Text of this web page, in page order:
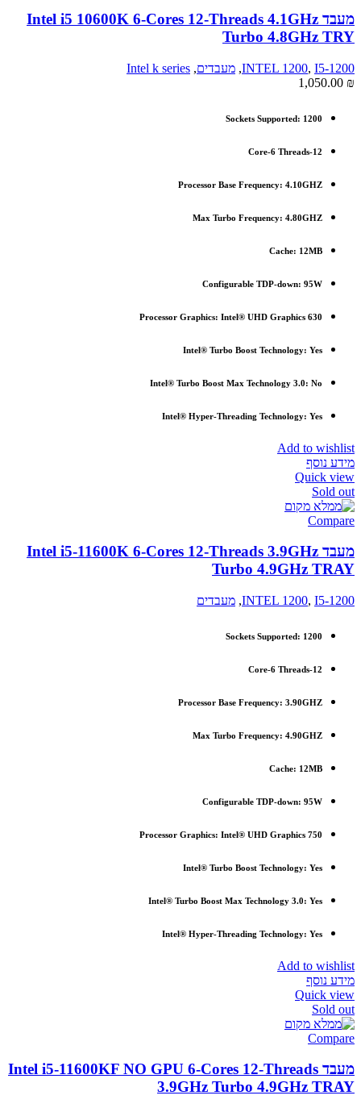
מעבד Intel i5 10600K 6-Cores 12-Threads 4.1GHz
Turbo 4.8GHz TRY
INTEL 1200, I5-1200
, מעבדים,
Intel k series
1,050.00 ₪
Sockets Supported: 1200
Core-6 Threads-12
Processor Base Frequency: 4.10GHZ
Max Turbo Frequency: 4.80GHZ
Cache: 12MB
Configurable TDP-down: 95W
Processor Graphics: Intel® UHD Graphics 630
Intel® Turbo Boost Technology: Yes
Intel® Turbo Boost Max Technology 3.0: No
Intel® Hyper-Threading Technology: Yes
Add to wishlist
מידע נוסף
Quick view
Sold out
Compare
מעבד Intel i5-11600K 6-Cores 12-Threads 3.9GHz
Turbo 4.9GHz TRAY
INTEL 1200, I5-1200
, מעבדים
Sockets Supported: 1200
Core-6 Threads-12
Processor Base Frequency: 3.90GHZ
Max Turbo Frequency: 4.90GHZ
Cache: 12MB
Configurable TDP-down: 95W
Processor Graphics: Intel® UHD Graphics 750
Intel® Turbo Boost Technology: Yes
Intel® Turbo Boost Max Technology 3.0: Yes
Intel® Hyper-Threading Technology: Yes
Add to wishlist
מידע נוסף
Quick view
Sold out
Compare
מעבד Intel i5-11600KF NO GPU 6-Cores 12-Threads
3.9GHz Turbo 4.9GHz TRAY